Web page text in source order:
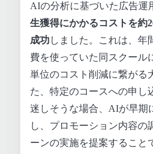
AIの分析に基づいた広告運
生獲得にかかるコストを約
成功しました。これは、年
費を使っていた同スクール
単位のコスト削減に繋がる
た、特定のコースへの申し
迷しそうな場合、AIが早期
し、プロモーション内容の
ーンの実施を提案すること